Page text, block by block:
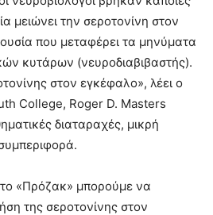
μειώνει την σεροτονίνη στον
που μεταφέρει τα μηνύματα
κυτάρων (νευροδιαβιβαστής).
στον εγκέφαλο», λέει ο
College, Roger D. Masters
διαταραχές, μικρή
«Πρόζακ» μπορούμε να
της σεροτονίνης στον